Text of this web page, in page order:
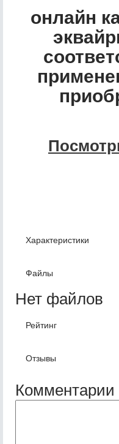
онлайн
Характеристики
Файлы
Нет файлов
Рейтинг
Отзывы
Комментарии